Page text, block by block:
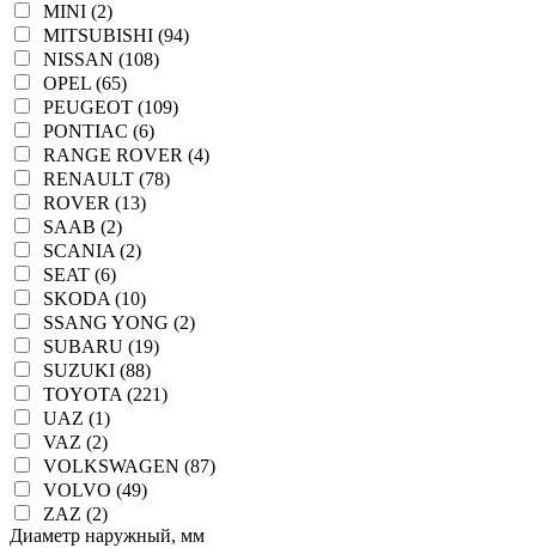
MINI (2)
MITSUBISHI (94)
NISSAN (108)
OPEL (65)
PEUGEOT (109)
PONTIAC (6)
RANGE ROVER (4)
RENAULT (78)
ROVER (13)
SAAB (2)
SCANIA (2)
SEAT (6)
SKODA (10)
SSANG YONG (2)
SUBARU (19)
SUZUKI (88)
TOYOTA (221)
UAZ (1)
VAZ (2)
VOLKSWAGEN (87)
VOLVO (49)
ZAZ (2)
Диаметр наружный, мм